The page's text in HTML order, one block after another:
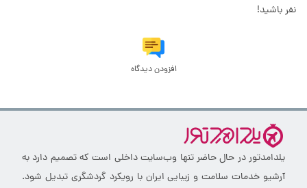
نفر باشید!
افزودن دیدگاه
یلدامدتور در حال حاضر تنها وب‌سایت داخلی است که تصمیم دارد به
آرشیو خدمات سلامت و زیبایی ایران با رویکرد گردشگری تبدیل شود.